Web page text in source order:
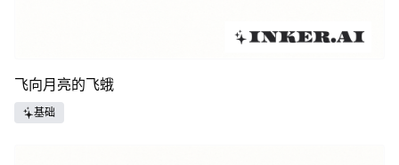
飞向月亮的飞蛾
基础